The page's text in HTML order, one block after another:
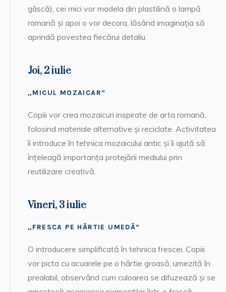
gâscă), cei mici vor modela din plastilină o lampă
romană și apoi o vor decora, lăsând imaginația să
aprindă povestea fiecărui detaliu.
Joi, 2 iulie
„MICUL MOZAICAR”
Copiii vor crea mozaicuri inspirate de arta romană,
folosind materiale alternative și reciclate. Activitatea
îi introduce în tehnica mozaicului antic și îi ajută să
înțeleagă importanța protejării mediului prin
reutilizare creativă.
Vineri, 3 iulie
„FRESCA PE HÂRTIE UMEDĂ”
O introducere simplificată în tehnica frescei. Copiii
vor picta cu acuarele pe o hârtie groasă, umezită în
prealabil, observând cum culoarea se difuzează și se